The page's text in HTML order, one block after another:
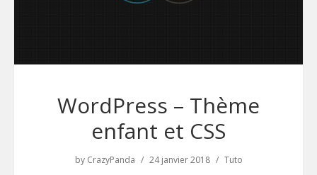
WordPress – Thème
enfant et CSS
by CrazyPanda 24 janvier 2018 Tuto